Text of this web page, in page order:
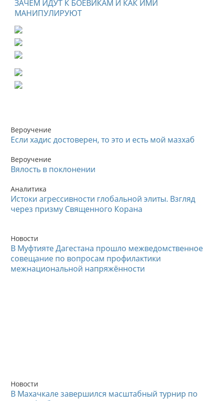
ЗАЧЕМ ИДУТ К БОЕВИКАМ И КАК ИМИ
МАНИПУЛИРУЮТ
Вероучение
Если хадис достоверен, то это и есть мой мазхаб
Вероучение
Вялость в поклонении
Аналитика
Истоки агрессивности глобальной элиты. Взгляд
через призму Священного Корана
Новости
В Муфтияте Дагестана прошло межведомственное
совещание по вопросам профилактики
межнациональной напряжённости
Новости
В Махачкале завершился масштабный турнир по